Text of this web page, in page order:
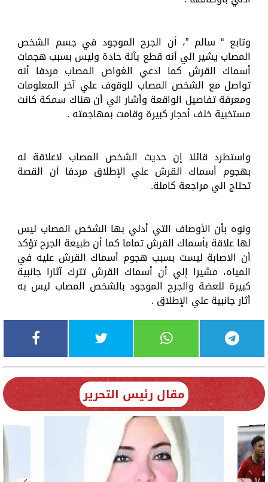
وتابع “ سالم ”، أن الجرح الموجود في جسم الشخص
المصاب يشير الي أنه قطع بآلة حادة وليس بسبب هجمات
أسماك القرش كما ادعي الغواص المصاب مردفا أنه
تواصل مع الشخص المصاب للوقوف علي آخر المعلومات
ومعرفة تفاصيل الواقعة وأشار الي أن هناك سمكة كانت
مستخبية خلف أحجار كبيرة وقامت بمهاجمته .
واستطرد قائلا إن حديث الشخص المصاب لاعلاقة له
بهجوم أسماك القرش علي الإطلاق مردفا أن القصة
تحتاج الي مراجعة كاملة.
ونوه بأن الأوصاف التي أدلي بها الشخص المصاب ليس
لها علاقة بأسماك القرش تماما كما أن طبيعة الجرح تؤكد
أن الاصابة ليست بسبب هجوم أسماك القرش عليه في
المياه، مشيرا إلي أن أسماك القرش تترك آثارا جانبية
كبيرة للعضة والجرح الموجود بالشخص المصاب ليس به
أثار جانبية علي الإطلاق .
مقال رئيس التحرير